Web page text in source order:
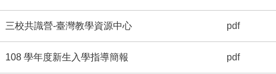
三校共識營-臺灣教學資源中心 pdf
108 學年度新生入學指導簡報 pdf